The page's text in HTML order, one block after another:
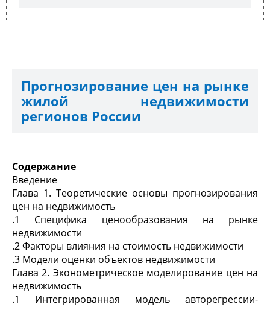
Прогнозирование цен на рынке
жилой недвижимости
регионов России
Содержание
Введение
Глава 1. Теоретические основы прогнозирования
цен на недвижимость
.1 Специфика ценообразования на рынке
недвижимости
.2 Факторы влияния на стоимость недвижимости
.3 Модели оценки объектов недвижимости
Глава 2. Эконометрическое моделирование цен на
недвижимость
.1 Интегрированная модель авторегрессии-